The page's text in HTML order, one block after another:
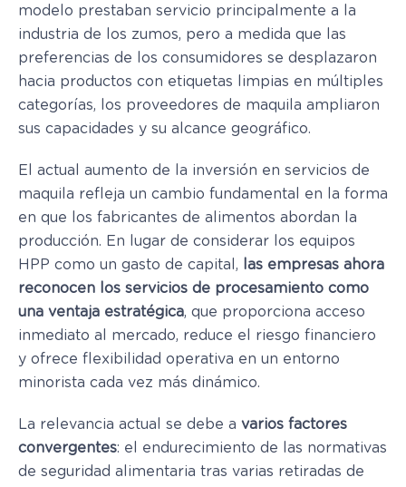
modelo prestaban servicio principalmente a la
industria de los zumos, pero a medida que las
preferencias de los consumidores se desplazaron
hacia productos con etiquetas limpias en múltiples
categorías, los proveedores de maquila ampliaron
sus capacidades y su alcance geográfico.
El actual aumento de la inversión en servicios de
maquila refleja un cambio fundamental en la forma
en que los fabricantes de alimentos abordan la
producción. En lugar de considerar los equipos
HPP como un gasto de capital,
las empresas ahora
reconocen los servicios de procesamiento como
una ventaja estratégica, que proporciona acceso
inmediato al mercado, reduce el riesgo financiero
y ofrece flexibilidad operativa en un entorno
minorista cada vez más dinámico.
La relevancia actual se debe a varios factores
convergentes: el endurecimiento de las normativas
de seguridad alimentaria tras varias retiradas de